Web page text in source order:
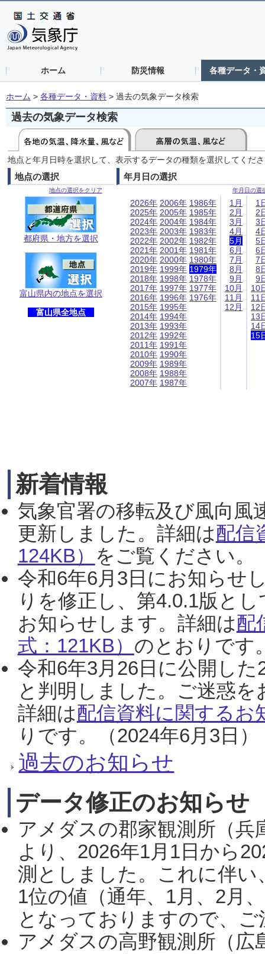
ホーム 防災情報 各種データ・
ホーム > 各種データ・資料 > 過去の気象データ検索
過去の気象データ検索
地点と年月日時を選択して、表示するデータの種類を選択してくだ
地点の選択
地点の選択をクリア
都府県・地方を選択
富山県内の地点を選択
富山県全地点
年月日の選択
年月日の選
2026年
2025年
2024年
2023年
2022年
2021年
2020年
2019年
2018年
2017年
2016年
2015年
2014年
2013年
2012年
2011年
2010年
2009年
2008年
2007年
2006年
2005年
2004年
2003年
2002年
2001年
2000年
1999年
1998年
1997年
1996年
1995年
1994年
1993年
1992年
1991年
1990年
1989年
1988年
1987年
1986年
1985年
1984年
1983年
1982年
1981年
1980年
1979年
1978年
1977年
1976年
1月
2月
3月
4月
5月
6月
7月
8月
9月
10月
11月
12月
1
2
3
4
5
6
7
8
9
10
11
12
13
14
15
新着情報
気象官署の移転及び風向風
更新しました。詳細は配信
124KB） をご覧ください。
令和6年6月3日にお知らせ
りを修正し、第4.0.1版と
お知らせします。詳細は配
式：121KB） のとおりです
令和6年3月26日に公開し
と判明しました。ご迷惑
詳細は配信資料に関するお
りです。（2024年6月3日）
過去のお知らせ
データ修正のお知らせ
アメダスの郡家観測所（
より、2026年1月1日から
測としました。これに伴い
1位の値（通年、1月、2月
となっておりますので、
アメダスの高野観測所（